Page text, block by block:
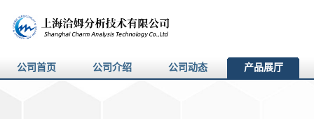
公司首页 公司介绍 公司动态 产品展厅